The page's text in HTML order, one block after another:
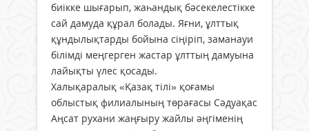
биікке шығарып, жаһандық бәсекелестікке
сай дамуда құрал болады. Яғни, ұлттық
құндылықтарды бойына сіңіріп, заманауи
білімді меңгерген жастар ұлттың дамуына
лайықты үлес қосады.
Халықаралық «Қазақ тілі» қоғамы
облыстық филиалының төрағасы Сәдуақас
Аңсат рухани жаңғыру жайлы әңгіменің